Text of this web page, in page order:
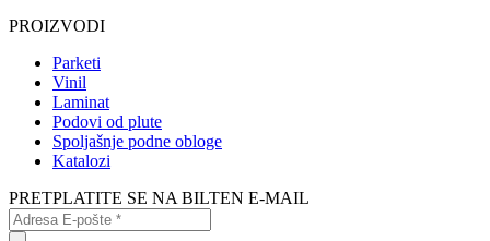
PROIZVODI
Parketi
Vinil
Laminat
Podovi od plute
Spoljašnje podne obloge
Katalozi
PRETPLATITE SE NA BILTEN E-MAIL